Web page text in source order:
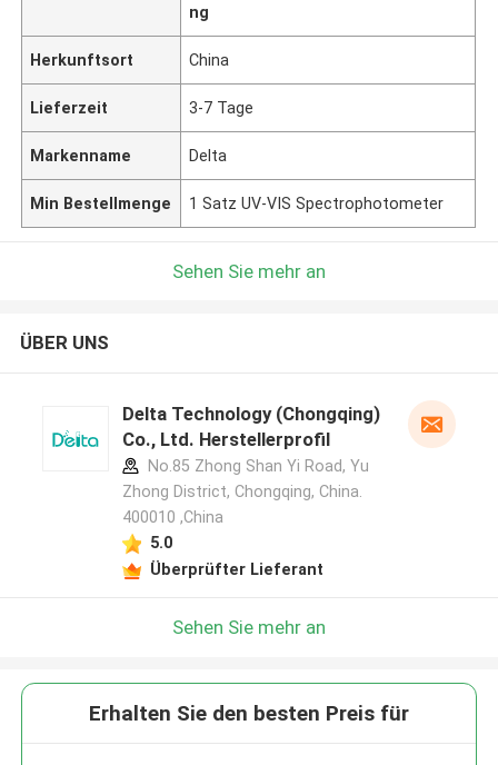
ng
Herkunftsort China
Lieferzeit 3-7 Tage
Markenname Delta
Min Bestellmenge 1 Satz UV-VIS Spectrophotometer
Sehen Sie mehr an
ÜBER UNS
Delta Technology (Chongqing)
Co., Ltd. Herstellerprofil
No.85 Zhong Shan Yi Road, Yu
Zhong District, Chongqing, China.
400010 ,China
5.0
Überprüfter Lieferant
Sehen Sie mehr an
Erhalten Sie den besten Preis für